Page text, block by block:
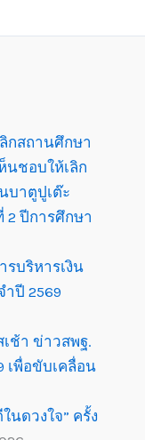
กสถานศึกษา
นชอบให้เลิก
บาตูปูเต๊ะ
2 ปีการศึกษา
รบริหารเงิน
ปี 2569
ช้า ข่าวสพฐ.
เพื่อขับเคลื่อน
นดวงใจ” ครั้ง